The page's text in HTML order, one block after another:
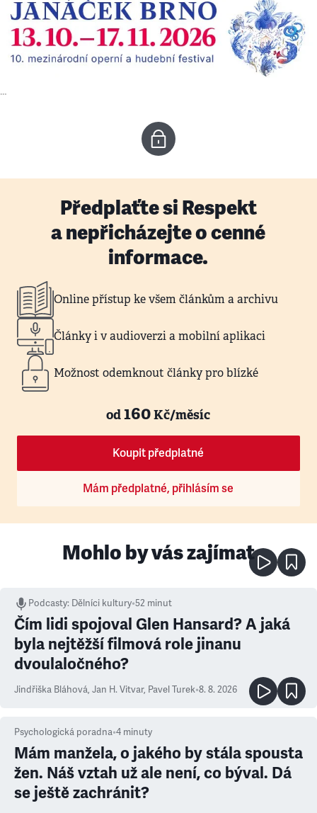
…
Předplaťte si Respekt
a nepřicházejte o cenné
informace.
Online přístup ke všem článkům a archivu
Články i v audioverzi a mobilní aplikaci
Možnost odemknout články pro blízké
od160Kč/měsíc
Koupit předplatné
Mám předplatné, přihlásím se
Mohlo by vás zajímat
Podcasty: Dělníci kultury•52 minut
Čím lidi spojoval Glen Hansard? A jaká
byla nejtěžší filmová role jinanu
dvoulaločného?
Jindřiška Bláhová, Jan H. Vitvar, Pavel Turek•8. 8. 2026
Psychologická poradna•4 minuty
Mám manžela, o jakého by stála spousta
žen. Náš vztah už ale není, co býval. Dá
se ještě zachránit?